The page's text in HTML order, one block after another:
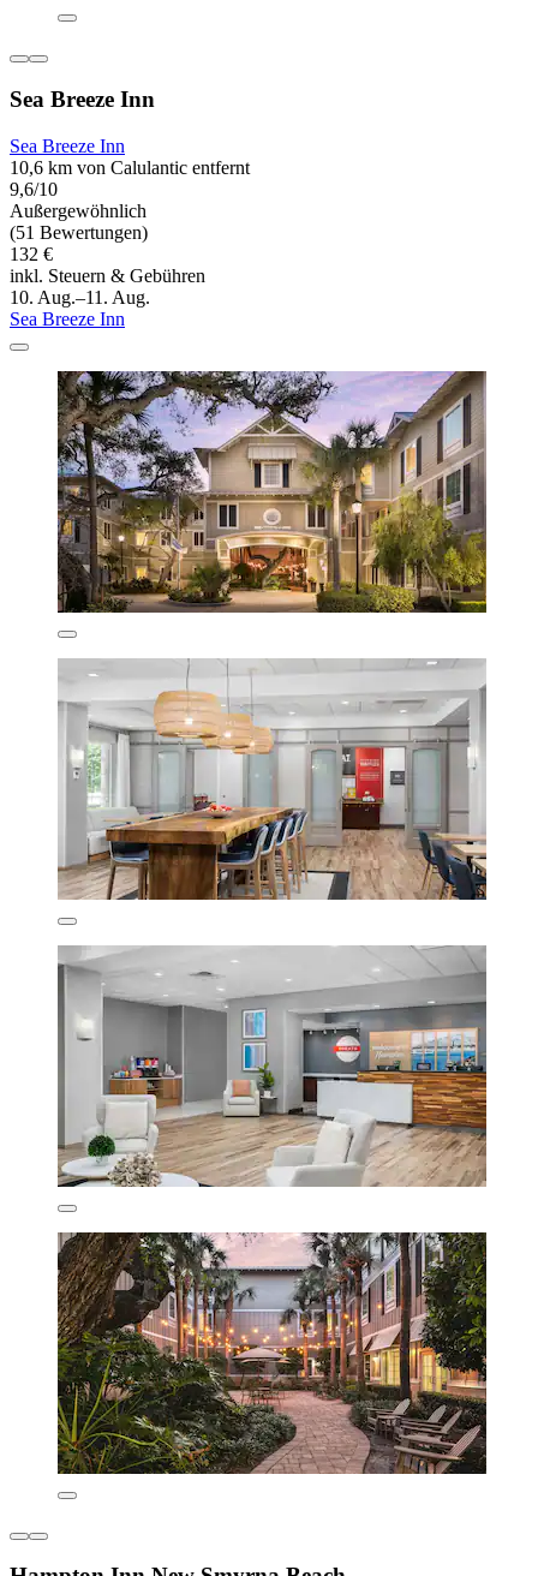
Sea Breeze Inn
Sea Breeze Inn
10,6 km von Calulantic entfernt
9,6/10
Außergewöhnlich
(51 Bewertungen)
132 €
inkl. Steuern & Gebühren
10. Aug.–11. Aug.
Sea Breeze Inn